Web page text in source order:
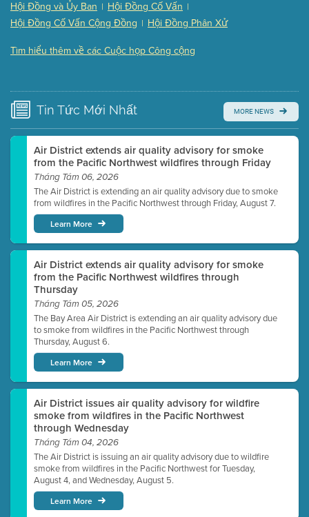
Presentation (Part 3 of 3) (168 Kb PDF , 3 pgs )
Meeting Details
Submit a comment
time.
Watch for real-time closed captioning with agenda
Learn more
Hội Đồng và Ủy Ban | Hội Đồng Cố Vấn |
Hội Đồng Cố Vấn Cộng Đồng | Hội Đồng Phân Xử
Tìm hiểu thêm về các Cuộc họp Công cộng
Tin Tức Mới Nhất MORE NEWS
Air District extends air quality advisory for smoke
from the Pacific Northwest wildfires through Friday
Tháng Tám 06, 2026
The Air District is extending an air quality advisory due to smoke
from wildfires in the Pacific Northwest through Friday, August 7.
Learn More
Air District extends air quality advisory for smoke
from the Pacific Northwest wildfires through
Thursday
Tháng Tám 05, 2026
The Bay Area Air District is extending an air quality advisory due
to smoke from wildfires in the Pacific Northwest through
Thursday, August 6.
Learn More
Air District issues air quality advisory for wildfire
smoke from wildfires in the Pacific Northwest
through Wednesday
Tháng Tám 04, 2026
The Air District is issuing an air quality advisory due to wildfire
smoke from wildfires in the Pacific Northwest for Tuesday,
August 4, and Wednesday, August 5.
Learn More